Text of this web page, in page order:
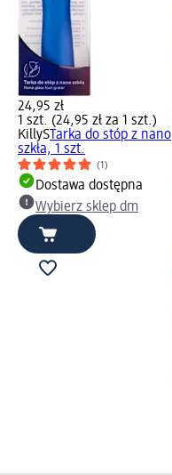
24,95 zł
1 szt. (24,95 zł za 1 szt.)
KillyS Tarka do stóp z nano
szkła, 1 szt.
(1)
Dostawa dostępna
Wybierz sklep dm